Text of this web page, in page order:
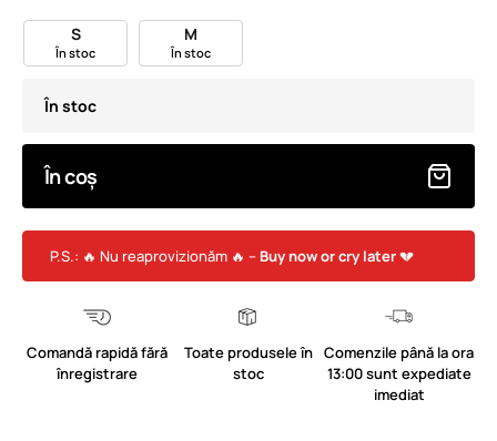
S
În stoc
M
În stoc
În stoc
În coș
P.S.: 🔥 Nu reaprovizionăm 🔥 – Buy now or cry later💔
Comandă rapidă fără
înregistrare
Toate produsele în
stoc
Comenzile până la ora
13:00 sunt expediate
imediat